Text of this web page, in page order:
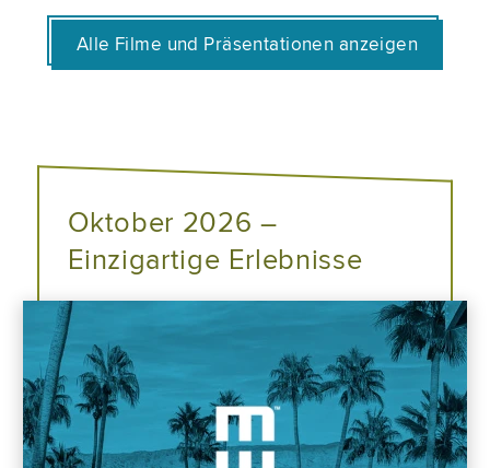
Alle Filme und Präsentationen anzeigen
Oktober 2026 –
Einzigartige Erlebnisse